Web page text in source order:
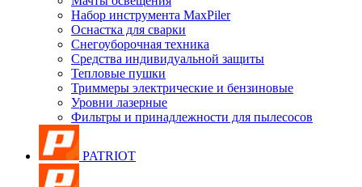
Набор инструмента MaxPiler
Оснастка для сварки
Снегоуборочная техника
Средства индивидуальной защиты
Тепловые пушки
Триммеры электрические и бензиновые
Уровни лазерные
Фильтры и принадлежности для пылесосов
PATRIOT